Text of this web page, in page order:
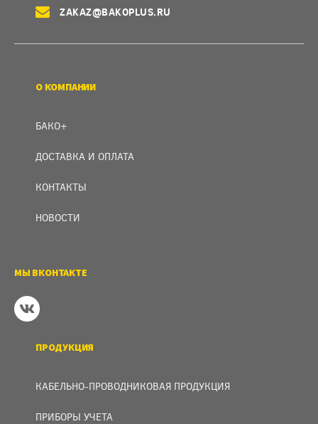
ZAKAZ@BAKOPLUS.RU
О КОМПАНИИ
БАКО+
ДОСТАВКА И ОПЛАТА
КОНТАКТЫ
НОВОСТИ
МЫ ВКОНТАКТЕ
ПРОДУКЦИЯ
КАБЕЛЬНО-ПРОВОДНИКОВАЯ ПРОДУКЦИЯ
ПРИБОРЫ УЧЕТА